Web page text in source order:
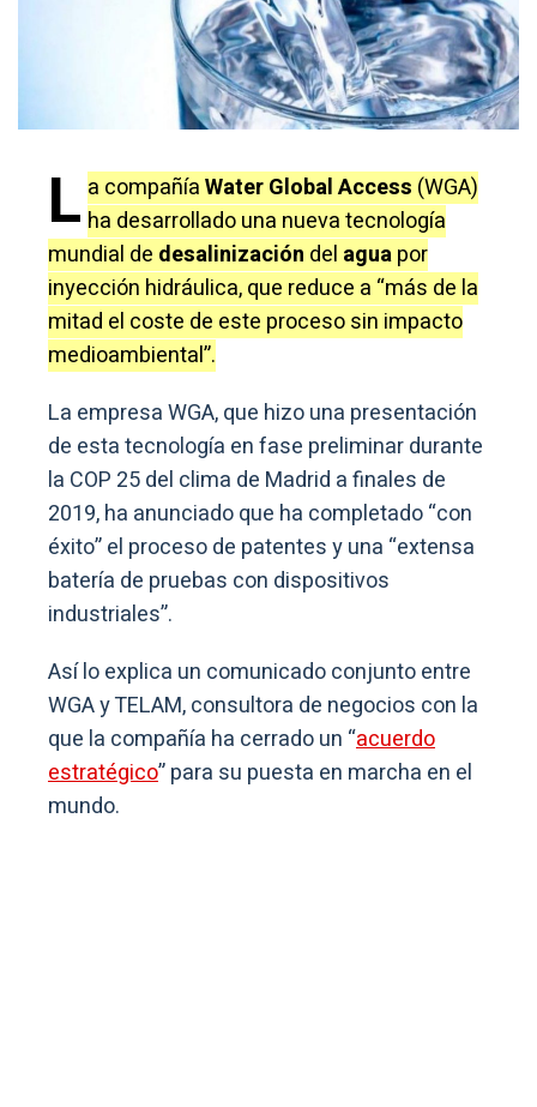
L a compañíaWater Global Access (WGA)
ha desarrollado una nueva tecnología
mundial de desalinización del aguapor
inyección hidráulica, que reduce a “más de la
mitad el coste de este proceso sin impacto
medioambiental”.
La empresa WGA, que hizo una presentación
de esta tecnología en fase preliminar durante
la COP 25 del clima de Madrid a finales de
2019, ha anunciado que ha completado “con
éxito” el proceso de patentes y una “extensa
batería de pruebas con dispositivos
industriales”.
Así lo explica un comunicado conjunto entre
WGA y TELAM, consultora de negocios con la
que la compañía ha cerrado un “acuerdo
estratégico” para su puesta en marcha en el
mundo.